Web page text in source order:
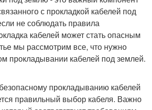
с прокладкой кабелей под
не соблюдать правила
кабелей может стать опасным
мы рассмотрим все, что нужно
прокладывании кабелей под землей.
прокладыванию кабелей
правильный выбор кабеля. Важно